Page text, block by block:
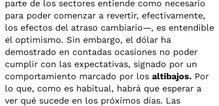
parte de los sectores entiende como necesario
para poder comenzar a revertir, efectivamente,
los efectos del atraso cambiario—, es entendible
el optimismo. Sin embargo, el dólar ha
demostrado en contadas ocasiones no poder
cumplir con las expectativas, signado por un
comportamiento marcado por los altibajos. Por
lo que, como es habitual, habrá que esperar a
ver qué sucede en los próximos días. Las